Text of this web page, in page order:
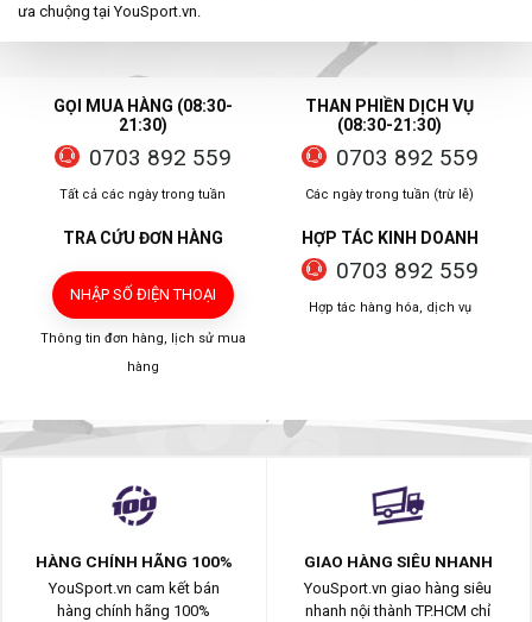
ưa chuộng tại YouSport.vn.
GỌI MUA HÀNG (08:30-
21:30)
0703 892 559
Tất cả các ngày trong tuần
THAN PHIỀN DỊCH VỤ
(08:30-21:30)
0703 892 559
Các ngày trong tuần (trừ lễ)
TRA CỨU ĐƠN HÀNG
NHẬP SỐ ĐIỆN THOẠI
Thông tin đơn hàng, lịch sử mua
hàng
HỢP TÁC KINH DOANH
0703 892 559
Hợp tác hàng hóa, dịch vụ
HÀNG CHÍNH HÃNG 100%
YouSport.vn cam kết bán
hàng chính hãng 100%
GIAO HÀNG SIÊU NHANH
YouSport.vn giao hàng siêu
nhanh nội thành TP.HCM chỉ